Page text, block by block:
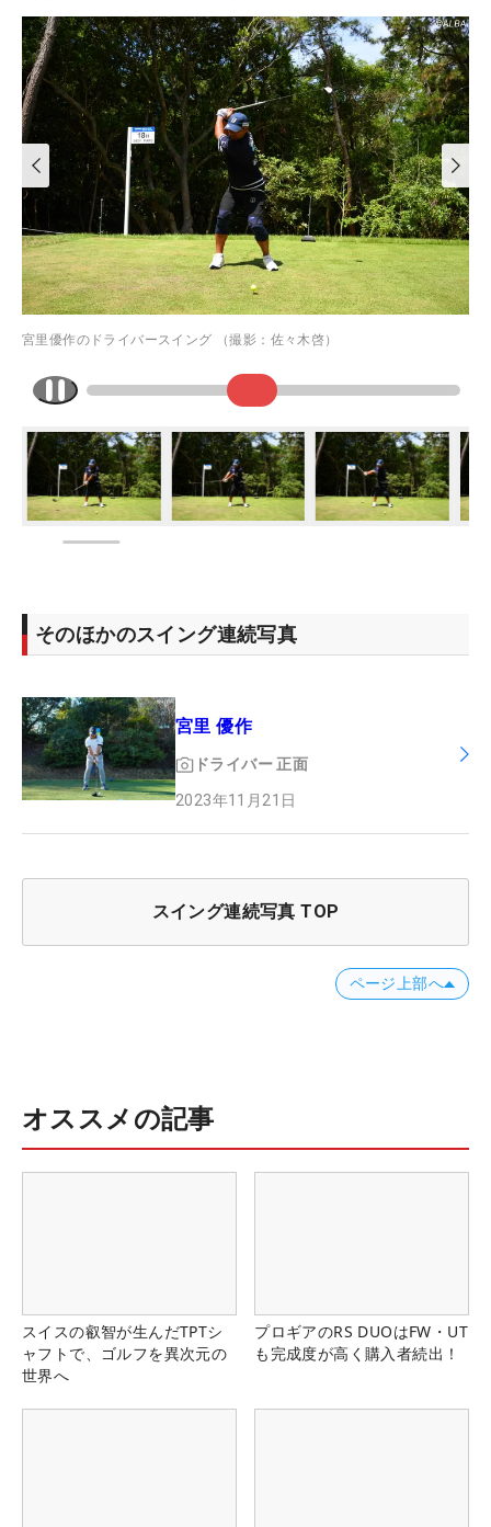
宮里優作のドライバースイング （撮影：佐々木啓）
そのほかのスイング連続写真
宮里 優作
ドライバー 正面
2023年11月21日
スイング連続写真 TOP
ページ上部へ
オススメの記事
スイスの叡智が生んだTPTシ
ャフトで、ゴルフを異次元の
世界へ
プロギアのRS DUOはFW・UT
も完成度が高く購入者続出！